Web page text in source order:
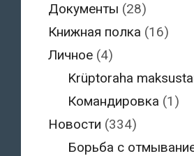
Документы (28)
Книжная полка (16)
Личное(4)
Krüptoraha
Командировка (1)
Новости (334)
Борьба с